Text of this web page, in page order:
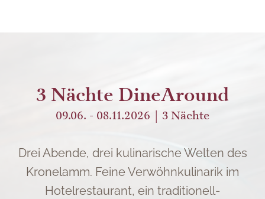
3 Nächte DineAround
09.06. - 08.11.2026 3 Nächte
Drei Abende, drei kulinarische Welten des
Kronelamm. Feine Verwöhnkulinarik im
Hotelrestaurant, ein traditionell-